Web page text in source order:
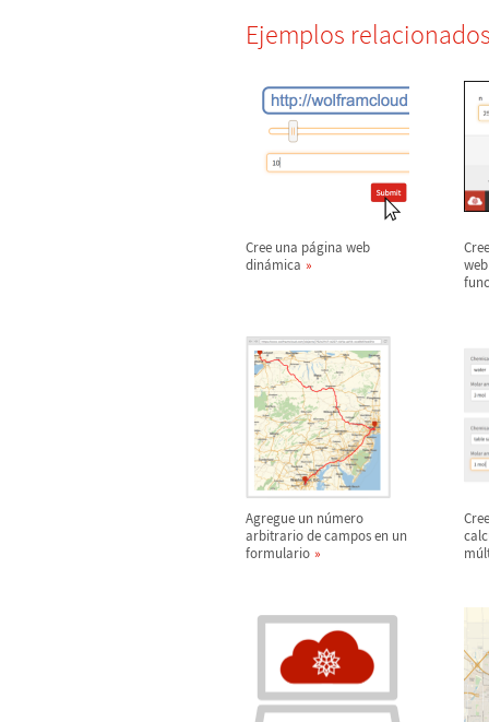
Ejemplos
Cree una página web
dinámica
Agregue un número
arbitrario de campos en un
formulario
mú